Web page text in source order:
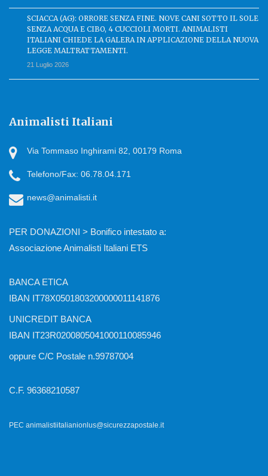
SCIACCA (AG): ORRORE SENZA FINE. NOVE CANI SOTTO IL SOLE
SENZA ACQUA E CIBO, 4 CUCCIOLI MORTI. ANIMALISTI
ITALIANI CHIEDE LA GALERA IN APPLICAZIONE DELLA NUOVA
LEGGE MALTRATTAMENTI.
21 Luglio 2026
Animalisti Italiani
Via Tommaso Inghirami 82, 00179 Roma
Telefono/Fax: 06.78.04.171
news@animalisti.it
PER DONAZIONI > Bonifico intestato a:
Associazione Animalisti Italiani ETS
BANCA ETICA
IBAN IT78X0501803200000011141876
UNICREDIT BANCA
IBAN IT23R0200805041000110085946
oppure C/C Postale n.99787004
C.F. 96368210587
PEC animalistiitalianionlus@sicurezzapostale.it